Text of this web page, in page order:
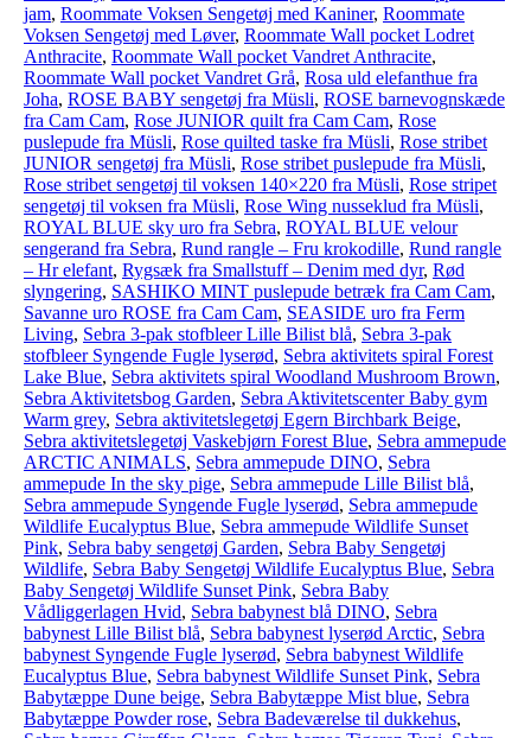
jam, Roommate Voksen Sengetøj med Kaniner, Roommate
Voksen Sengetøj med Løver, Roommate Wall pocket Lodret
Anthracite, Roommate Wall pocket Vandret Anthracite,
Roommate Wall pocket Vandret Grå, Rosa uld elefanthue fra
Joha, ROSE BABY sengetøj fra Müsli, ROSE barnevognskæde
fra Cam Cam, Rose JUNIOR quilt fra Cam Cam, Rose
puslepude fra Müsli, Rose quilted taske fra Müsli, Rose stribet
JUNIOR sengetøj fra Müsli, Rose stribet puslepude fra Müsli,
Rose stribet sengetøj til voksen 140×220 fra Müsli, Rose stripet
sengetøj til voksen fra Müsli, Rose Wing nusseklud fra Müsli,
ROYAL BLUE sky uro fra Sebra, ROYAL BLUE velour
sengerand fra Sebra, Rund rangle – Fru krokodille, Rund rangle
– Hr elefant, Rygsæk fra Smallstuff – Denim med dyr, Rød
slyngering, SASHIKO MINT puslepude betræk fra Cam Cam,
Savanne uro ROSE fra Cam Cam, SEASIDE uro fra Ferm
Living, Sebra 3-pak stofbleer Lille Bilist blå, Sebra 3-pak
stofbleer Syngende Fugle lyserød, Sebra aktivitets spiral Forest
Lake Blue, Sebra aktivitets spiral Woodland Mushroom Brown,
Sebra Aktivitetsbog Garden, Sebra Aktivitetscenter Baby gym
Warm grey, Sebra aktivitetslegetøj Egern Birchbark Beige,
Sebra aktivitetslegetøj Vaskebjørn Forest Blue, Sebra ammepude
ARCTIC ANIMALS, Sebra ammepude DINO, Sebra
ammepude In the sky pige, Sebra ammepude Lille Bilist blå,
Sebra ammepude Syngende Fugle lyserød, Sebra ammepude
Wildlife Eucalyptus Blue, Sebra ammepude Wildlife Sunset
Pink, Sebra baby sengetøj Garden, Sebra Baby Sengetøj
Wildlife, Sebra Baby Sengetøj Wildlife Eucalyptus Blue, Sebra
Baby Sengetøj Wildlife Sunset Pink, Sebra Baby
Vådliggerlagen Hvid, Sebra babynest blå DINO, Sebra
babynest Lille Bilist blå, Sebra babynest lyserød Arctic, Sebra
babynest Syngende Fugle lyserød, Sebra babynest Wildlife
Eucalyptus Blue, Sebra babynest Wildlife Sunset Pink, Sebra
Babytæppe Dune beige, Sebra Babytæppe Mist blue, Sebra
Babytæppe Powder rose, Sebra Badeværelse til dukkehus,